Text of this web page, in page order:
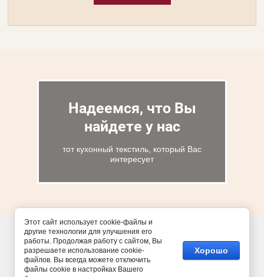
Надеемся, что Вы
найдете у нас
тот кухонный текстиль, который Вас
интересует
Этот сайт использует cookie-файлы и
другие технологии для улучшения его
работы. Продолжая работу с сайтом, Вы
разрешаете использование cookie-
файлов. Вы всегда можете отключить
файлы cookie в настройках Вашего
Хорошо